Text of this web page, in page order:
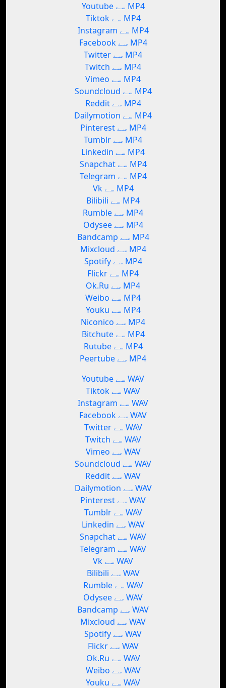
Youtube سے MP4
Tiktok سے MP4
Instagram سے MP4
Facebook سے MP4
Twitter سے MP4
Twitch سے MP4
Vimeo سے MP4
Soundcloud سے MP4
Reddit سے MP4
Dailymotion سے MP4
Pinterest سے MP4
Tumblr سے MP4
Linkedin سے MP4
Snapchat سے MP4
Telegram سے MP4
Vk سے MP4
Bilibili سے MP4
Rumble سے MP4
Odysee سے MP4
Bandcamp سے MP4
Mixcloud سے MP4
Spotify سے MP4
Flickr سے MP4
Ok.Ru سے MP4
Weibo سے MP4
Youku سے MP4
Niconico سے MP4
Bitchute سے MP4
Rutube سے MP4
Peertube سے MP4
Youtube سے WAV
Tiktok سے WAV
Instagram سے WAV
Facebook سے WAV
Twitter سے WAV
Twitch سے WAV
Vimeo سے WAV
Soundcloud سے WAV
Reddit سے WAV
Dailymotion سے WAV
Pinterest سے WAV
Tumblr سے WAV
Linkedin سے WAV
Snapchat سے WAV
Telegram سے WAV
Vk سے WAV
Bilibili سے WAV
Rumble سے WAV
Odysee سے WAV
Bandcamp سے WAV
Mixcloud سے WAV
Spotify سے WAV
Flickr سے WAV
Ok.Ru سے WAV
Weibo سے WAV
Youku سے WAV